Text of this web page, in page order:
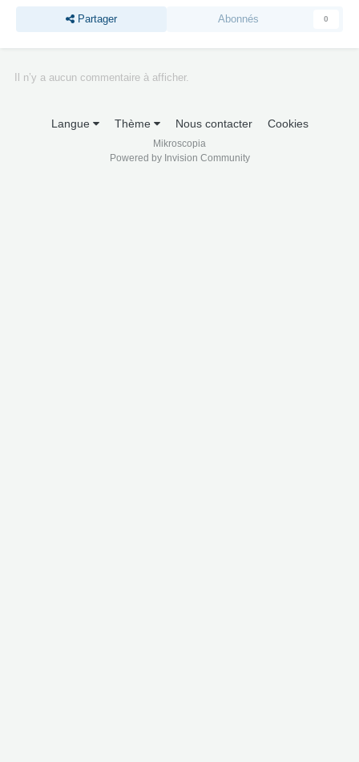
Partager Abonnés 0
Il n’y a aucun commentaire à afficher.
Langue Thème Nous contacter Cookies
Mikroscopia
Powered by Invision Community